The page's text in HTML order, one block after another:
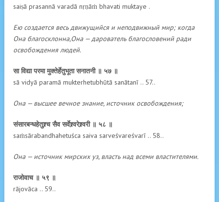
saiṣā prasannā varadā nṛṇāṁ bhavati muktaye .
Ею создается весь движущийся и неподвижный мир; когда
Она благосклонна,Она — дарователь благословений ради
освобождения людей.
सा विद्या परमा मुक्तेर्हेतुभूता सनातनी ॥ ५७ ॥
sā vidyā paramā mukterhetubhūtā sanātanī .. 57..
Она — высшее вечное знание, источник освобождения;
संसारबन्धहेतुश्र्च सैव सर्वेश्र्वरेश्र्वरी ॥ ५८ ॥
saṁsārabandhahetuśca saiva sarveśvareśvarī .. 58..
Она — источник мирских уз, власть над всеми властителями.
राजोवाच ॥ ५९ ॥
rājovāca .. 59..